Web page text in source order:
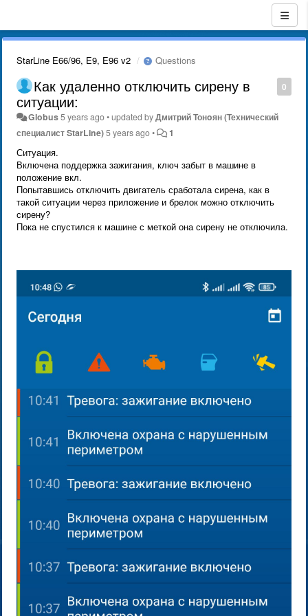
StarLine E66/96, E9, E96 v2 Questions
0
Как удаленно отключить сирену в
ситуации:
Globus5 years ago•updated byДмитрий Тонoян (Технический
специалист StarLine)5 years ago• 1
Ситуация.
Включена поддержка зажигания, ключ забыт в машине в
положение вкл.
Попытавшись отключить двигатель сработала сирена, как в
такой ситуации через приложение и брелок можно отключить
сирену?
Пока не спустился к машине с меткой она сирену не отключила.